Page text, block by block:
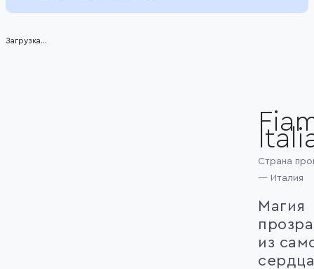
Загрузка...
Страна
— Италия
Магия
из
сердца